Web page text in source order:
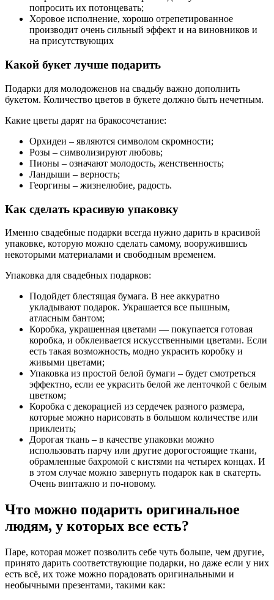
попросить их потонцевать;
Хоровое исполнение, хорошо отрепетированное
производит очень сильный эффект и на виновников и
на присутствующих
Какой букет лучше подарить
Подарки для молодоженов на свадьбу важно дополнить
букетом. Количество цветов в букете должно быть нечетным.
Какие цветы дарят на бракосочетание:
Орхидеи – являются символом скромности;
Розы – символизируют любовь;
Пионы – означают молодость, женственность;
Ландыши – верность;
Георгины – жизнелюбие, радость.
Как сделать красивую упаковку
Именно свадебные подарки всегда нужно дарить в красивой
упаковке, которую можно сделать самому, вооружившись
некоторыми материалами и свободным временем.
Упаковка для свадебных подарков:
Подойдет блестящая бумага. В нее аккуратно
укладывают подарок. Украшается все пышным,
атласным бантом;
Коробка, украшенная цветами — покупается готовая
коробка, и обклеивается искусственными цветами. Если
есть такая возможность, модно украсить коробку и
живыми цветами;
Упаковка из простой белой бумаги – будет смотреться
эффектно, если ее украсить белой же ленточкой с белым
цветком;
Коробка с декорацией из сердечек разного размера,
которые можно нарисовать в большом количестве или
приклеить;
Дорогая ткань – в качестве упаковки можно
использовать парчу или другие дорогостоящие ткани,
обрамленные бахромой с кистями на четырех концах. И
в этом случае можно завернуть подарок как в скатерть.
Очень винтажно и по-новому.
Что можно подарить оригинальное
людям, у которых все есть?
Паре, которая может позволить себе чуть больше, чем другие,
принято дарить соответствующие подарки, но даже если у них
есть всё, их тоже можно порадовать оригинальными и
необычными презентами, такими как: